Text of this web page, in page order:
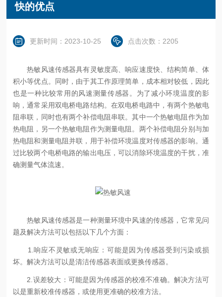
快的优点
更新时间：2023-10-25 点击次数：2205
热敏风速传感器具有灵敏度高、响应速度快、结构简单、体
积小等优点。同时，由于其工作原理简单，成本相对较低，因此
也是一种比较常用的风速测量传感器。为了减小环境温度的影
响，通常采用双电桥电路结构。在双电桥电路中，有两个热敏电
阻串联，同时也有两个补偿电阻串联。其中一个热敏电阻作为加
热电阻，另一个热敏电阻作为测量电阻。两个补偿电阻分别与加
热电阻和测量电阻并联，用于补偿环境温度对传感器的影响。通
过比较两个电桥电路的输出电压，可以消除环境温度的干扰，准
确测量气体流速。
热敏风速传感器是一种测量环境中风速的传感器，它常见问
题及解决方法可以包括以下几个方面：
1.响应不灵敏或无响应：可能是因为传感器受到污染或损
坏。解决方法可以是清洁传感器表面或更换传感器。
2.误差较大：可能是因为传感器的校准不准确。解决方法可
以是重新校准传感器，或使用更准确的校准方法。